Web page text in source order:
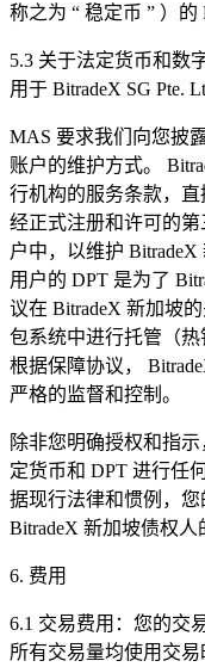
称之为 “ 稳定币 ” ）的
5.3 关于法定货币和数
用于 BitradeX SG Pte.
MAS 要求我们向您披
账户的维护方式。
行机构的服务条款，
经正式注册和许可的
户中，以维护 BitradeX
用户的 DPT 是为了
议在 BitradeX 新加坡
包系统中进行托管（
根据保障协议，
严格的监督和控制。
除非您明确授权和指示
定货币和 DPT 进行任
据现行法律和惯例，您
BitradeX 新加坡债权人
6. 费用
6.1 交易费用：您的交
所有交易量均使用交